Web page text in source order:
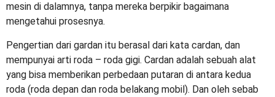
mesin di dalamnya, tanpa mereka berpikir bagaimana
mengetahui prosesnya.
Pengertian dari gardan itu berasal dari kata cardan, dan
mempunyai arti roda – roda gigi. Cardan adalah sebuah alat
yang bisa memberikan perbedaan putaran di antara kedua
roda (roda depan dan roda belakang mobil). Dan oleh sebab